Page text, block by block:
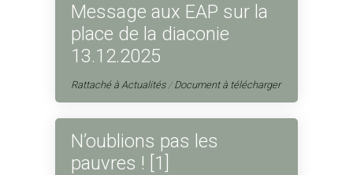
Message aux EAP sur la
place de la diaconie
13.12.2025
Rattaché à Actualités /Document à télécharger
N’oublions pas les
pauvres ! [1]